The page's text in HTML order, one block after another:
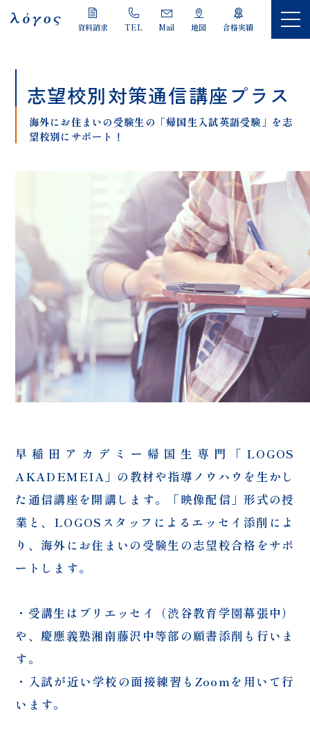
LOGOS
資料請求 TEL Mail 地図 合格実績
志望校別対策通信講座プラス
海外にお住まいの受験生の「帰国生入試英語受験」を志
望校別にサポート ！
早稲田アカデミー帰国生専門「LOGOS
AKADEMEIA」の教材や指導ノウハウを生かし
た通信講座を開講します。「映像配信」形式の授
業と、LOGOSスタッフによるエッセイ添削によ
り、海外にお住まいの受験生の志望校合格をサポ
ートします。
・受講生はプリエッセイ（渋谷教育学園幕張中）
や、慶應義塾湘南藤沢中等部の願書添削も行いま
す。
・入試が近い学校の面接練習もZoomを用いて行
います。